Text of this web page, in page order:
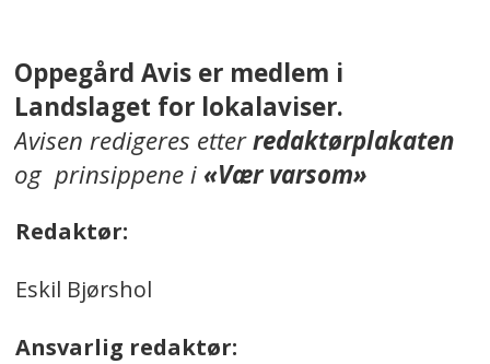
Oppegård Avis er medlem i
Landslaget for lokalaviser.
Avisen redigeres etterredaktørplakaten
og prinsippene i«Vær varsom»
Redaktør:
Eskil Bjørshol
Ansvarlig redaktør: